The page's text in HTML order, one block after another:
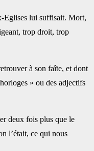
Eglises lui suffisait. Mort,
trop droit, trop
à son faîte, et dont
» ou des adjectifs
deux fois plus que le
l’était, ce qui nous